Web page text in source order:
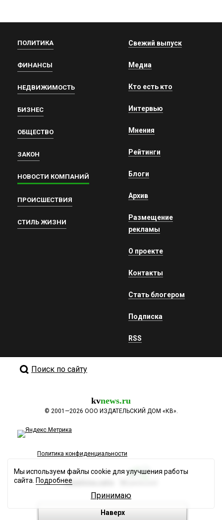
ПОЛИТИКА
ФИНАНСЫ
НЕДВИЖИМОСТЬ
БИЗНЕС
ОБЩЕСТВО
ЗАКОН
НОВОСТИ КОМПАНИЙ
ПРОИСШЕСТВИЯ
СТИЛЬ ЖИЗНИ
Свежий выпуск
Медиа
Кто есть кто
Интервью
Мнения
Рейтинги
Блоги
Архив
Размещение
рекламы
О проекте
Контакты
Стать блогером
Подписка
RSS
Поиск по сайту
kvnews.ru
© 2001—2026 ООО ИЗДАТЕЛЬСКИЙ ДОМ «КВ».
Политика конфиденциальности
Разработка сайта
Наверх
Мы используем файлы cookie для улучшения работы
сайта. Подробнее
Принимаю